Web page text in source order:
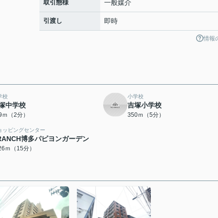
取引態様 一般媒介
引渡し 即時
情報
校
中学校
（2分）
小学校
吉塚小学校
350ｍ（5分）
ッピングセンター
博多パピヨンガーデン
ｍ（15分）